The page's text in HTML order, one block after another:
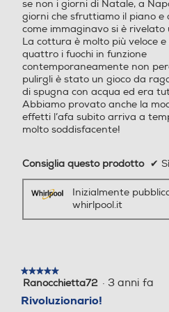
se non i giorni di Natale, a
giorni che sfruttiamo il piano e
come immaginavo si è
La cottura è molto più veloce
quattro i fuochi in funzione
contemporaneamente non
pulirgli è stato un gioco da
di spugna con acqua ed era
Abbiamo provato anche la
effetti l’afa subito arriva a
molto soddisfacente!
Consiglia questo prodotto ✔ Sì
Inizialmente
whirlpool.it
★★★★★
★★★★★
5
5
Ranocchietta72 · 3 anni fa
Rivoluzionario!